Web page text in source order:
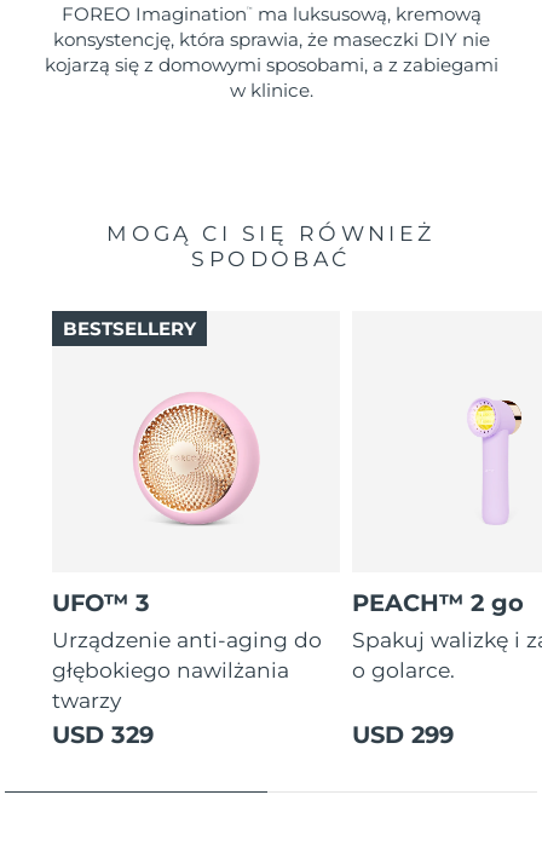
FOREO Imagination ™
ma luksusową, kremową
konsystencję, która sprawia, że maseczki DIY nie
kojarzą się z domowymi sposobami, a z zabiegami
w klinice.
MOGĄ CI SIĘ RÓWNIEŻ
SPODOBAĆ
UFO™ 3
Urządzenie anti-aging do
głębokiego nawilżania
twarzy
USD 329
BESTSELLERY
PEACH™ 2 go
Spakuj walizkę i
o golarce.
USD 299